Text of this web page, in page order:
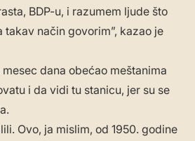
BDP-u, i razumem ljude što
takav način govorim”, kazao je
dana obećao meštanima
i da vidi tu stanicu, jer su se
Ovo, ja mislim, od 1950. godine